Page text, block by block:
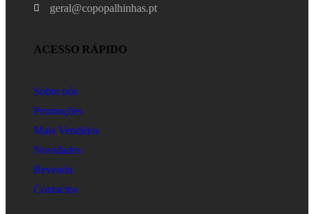
geral@copopalhinhas.pt
ACESSO RÁPIDO
Sobre nós
Promoções
Mais Vendidos
Novidades
Revenda
Contactos